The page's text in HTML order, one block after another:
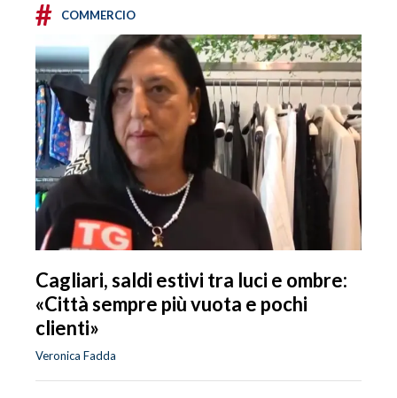
# COMMERCIO
Cagliari, saldi estivi tra luci e ombre:
«Città sempre più vuota e pochi
clienti»
Veronica Fadda